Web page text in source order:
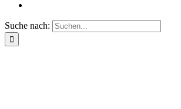
Suche nach: